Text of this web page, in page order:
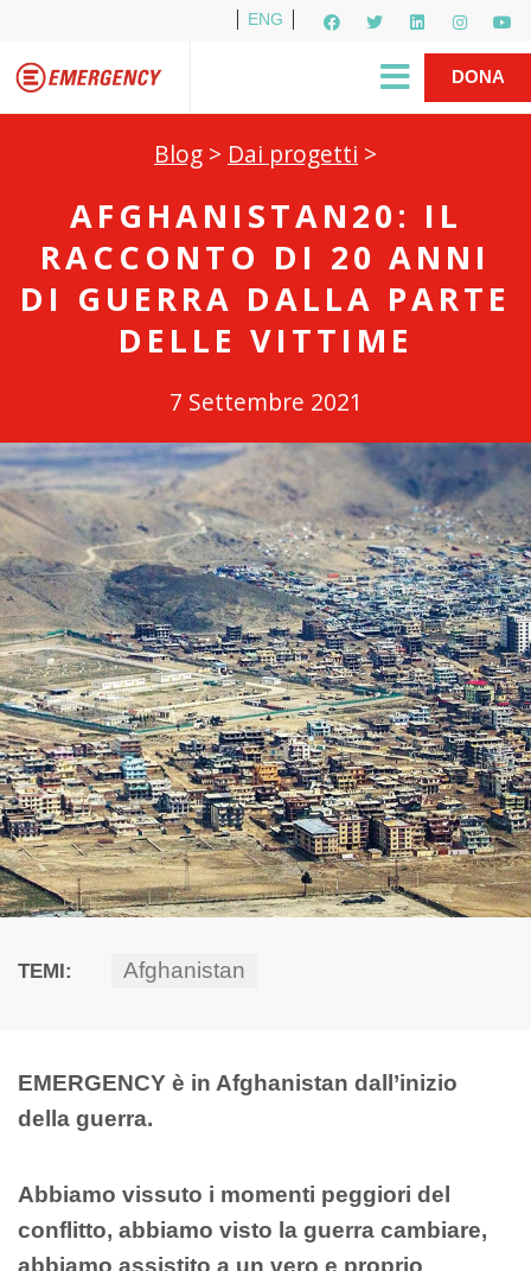
ENG
R1PUD1A
DONA
Blog > Dai progetti >
AFGHANISTAN20: IL
RACCONTO DI 20 ANNI
DI GUERRA DALLA PARTE
DELLE VITTIME
7 Settembre 2021
TEMI: Afghanistan
EMERGENCY è in Afghanistan dall’inizio
della guerra.
Abbiamo vissuto i momenti peggiori del
conflitto, abbiamo visto la guerra cambiare,
abbiamo assistito a un vero e proprio